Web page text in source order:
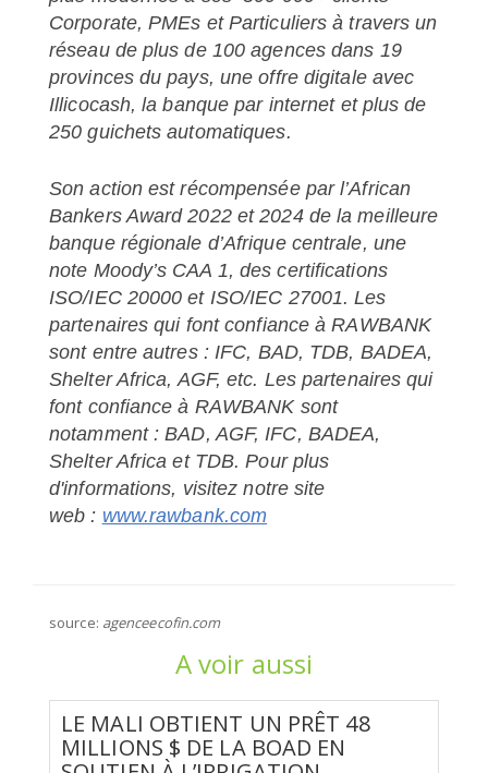
Corporate, PMEs et Particuliers à travers un
réseau de plus de 100 agences dans 19
provinces du pays, une offre digitale avec
Illicocash, la banque par internet et plus de
250 guichets automatiques.
Son action est récompensée par l’African
Bankers Award 2022 et 2024 de la meilleure
banque régionale d’Afrique centrale, une
note Moody’s CAA 1, des certifications
ISO/IEC 20000 et ISO/IEC 27001. Les
partenaires qui font confiance à RAWBANK
sont entre autres : IFC, BAD, TDB, BADEA,
Shelter Africa, AGF, etc. Les partenaires qui
font confiance à RAWBANK sont
notamment : BAD, AGF, IFC, BADEA,
Shelter Africa et TDB. Pour plus
d'informations, visitez notre site
web : www.rawbank.com
source: agenceecofin.com
A voir aussi
LE MALI OBTIENT UN PRÊT 48
MILLIONS $ DE LA BOAD EN